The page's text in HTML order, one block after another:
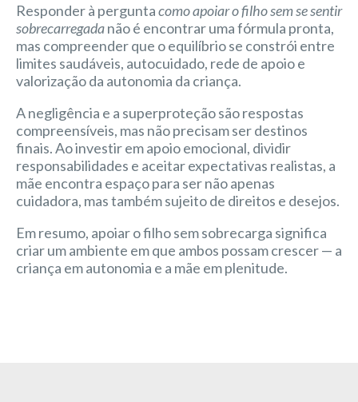
Responder à perguntacomo apoiar o filho sem se sentir
sobrecarregadanão é encontrar uma fórmula pronta,
mas compreender que o equilíbrio se constrói entre
limites saudáveis, autocuidado, rede de apoio e
valorização da autonomia da criança.
A negligência e a superproteção são respostas
compreensíveis, mas não precisam ser destinos
finais. Ao investir em apoio emocional, dividir
responsabilidades e aceitar expectativas realistas, a
mãe encontra espaço para ser não apenas
cuidadora, mas também sujeito de direitos e desejos.
Em resumo, apoiar o filho sem sobrecarga significa
criar um ambiente em que ambos possam crescer — a
criança em autonomia e a mãe em plenitude.